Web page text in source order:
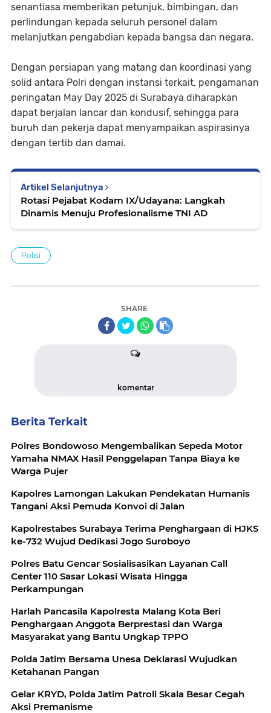
senantiasa memberikan petunjuk, bimbingan, dan
perlindungan kepada seluruh personel dalam
melanjutkan pengabdian kepada bangsa dan negara.
Dengan persiapan yang matang dan koordinasi yang
solid antara Polri dengan instansi terkait, pengamanan
peringatan May Day 2025 di Surabaya diharapkan
dapat berjalan lancar dan kondusif, sehingga para
buruh dan pekerja dapat menyampaikan aspirasinya
dengan tertib dan damai.
Artikel Selanjutnya
Rotasi Pejabat Kodam IX/Udayana: Langkah
Dinamis Menuju Profesionalisme TNI AD
Polisi
SHARE
komentar
Berita Terkait
Polres Bondowoso Mengembalikan Sepeda Motor
Yamaha NMAX Hasil Penggelapan Tanpa Biaya ke
Warga Pujer
Kapolres Lamongan Lakukan Pendekatan Humanis
Tangani Aksi Pemuda Konvoi di Jalan
Kapolrestabes Surabaya Terima Penghargaan di HJKS
ke-732 Wujud Dedikasi Jogo Suroboyo
Polres Batu Gencar Sosialisasikan Layanan Call
Center 110 Sasar Lokasi Wisata Hingga
Perkampungan
Harlah Pancasila Kapolresta Malang Kota Beri
Penghargaan Anggota Berprestasi dan Warga
Masyarakat yang Bantu Ungkap TPPO
Polda Jatim Bersama Unesa Deklarasi Wujudkan
Ketahanan Pangan
Gelar KRYD, Polda Jatim Patroli Skala Besar Cegah
Aksi Premanisme